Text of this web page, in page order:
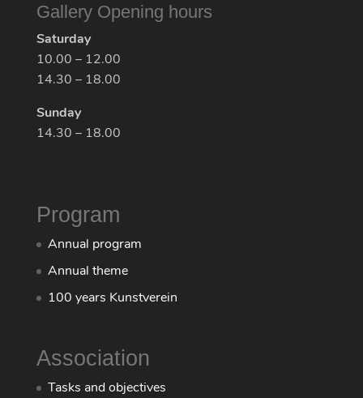
Gallery Opening hours
Saturday
10.00 – 12.00
14.30 – 18.00
Sunday
14.30 – 18.00
Program
Annual program
Annual theme
100 years Kunstverein
Association
Tasks and objectives